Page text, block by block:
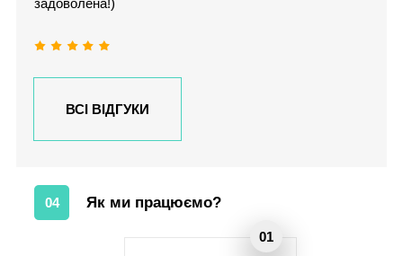
задоволена!)
ВСІ ВІДГУКИ
04 Як ми працюємо?